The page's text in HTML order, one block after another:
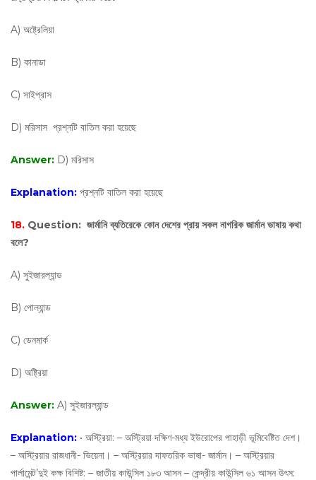
A) অষ্ট্রেলিয়া
B) কানাডা
C) সাইপ্রাস
D) মরিসাস প্রশ্নটি বাতিল করা হয়েছে
Answer: D) মরিসাস
Explanation: প্রশ্নটি বাতিল করা হয়েছে
18. Question: জার্মানি ব্যতিরেকে কোন দেশের প্রায় সকল নাগরিক জার্মান ভাষায় কথা
বলে?
A) সুইজারল্যান্ড
B) পোল্যান্ড
C) ডেনমার্ক
D) অষ্ট্রিয়া
Answer: A) সুইজারল্যান্ড
Explanation: • অস্ট্রিয়া: – অস্ট্রিয়া দক্ষিণ-মধ্য ইউরোপের পাহাড়ী ভূমিবেষ্টিত দেশ।
– অস্ট্রিয়ার রাজধানী- ভিয়েনা। – অস্ট্রিয়ার দাফতরিক ভাষা- জার্মান। – অস্ট্রিয়ার
পার্লামেন্ট’দুই কক্ষ বিশিষ্ট: – জাতীয় কাউন্সিল ১৮৩ আসন – কেন্দ্রীয় কাউন্সিল ৬১ আসন উৎস: